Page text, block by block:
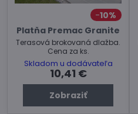
10%
Platňa Premac Granite
Terasová brokovaná dlažba.
Cena za ks.
Skladom u dodávateľa
10,41 €
Zobraziť